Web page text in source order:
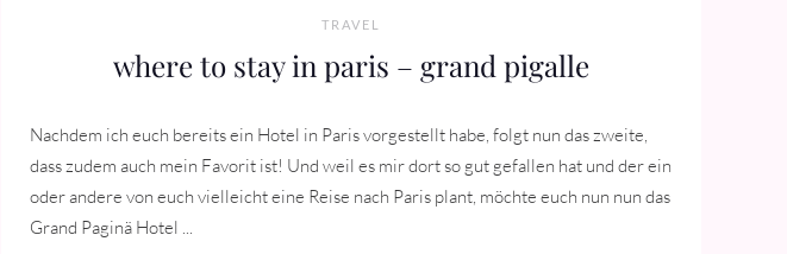
TRAVEL
where to stay in paris – grand pigalle
Nachdem ich euch bereits ein Hotel in Paris vorgestellt habe, folgt nun das zweite,
dass zudem auch mein Favorit ist! Und weil es mir dort so gut gefallen hat und der ein
oder andere von euch vielleicht eine Reise nach Paris plant, möchte euch nun nun das
Grand Paginä Hotel ...